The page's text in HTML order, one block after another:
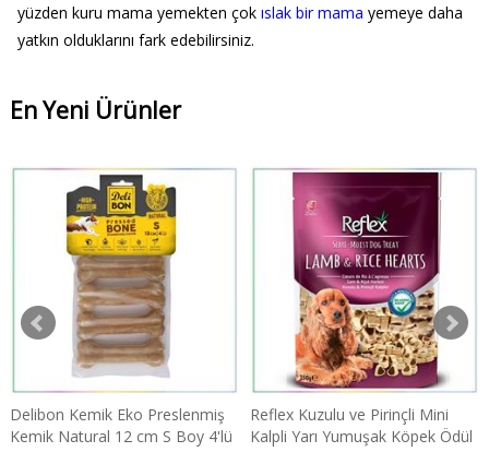
yüzden kuru mama yemekten çok ıslak bir mama yemeye daha
yatkın olduklarını fark edebilirsiniz.
En Yeni Ürünler
Delibon Kemik Eko Preslenmiş
Kemik Natural 12 cm S Boy 4'lü
Reflex Kuzulu ve Pirinçli Mini
Kalpli Yarı Yumuşak Köpek Ödül